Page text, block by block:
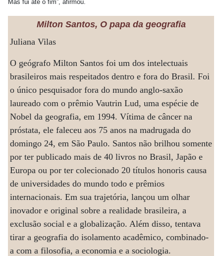
Mas fui até o fim”, afirmou.
Milton Santos, O papa da geografia
Juliana Vilas
O geógrafo Milton Santos foi um dos intelectuais
brasileiros mais respeitados dentro e fora do Brasil. Foi
o único pesquisador fora do mundo anglo-saxão
laureado com o prêmio Vautrin Lud, uma espécie de
Nobel da geografia, em 1994. Vítima de câncer na
próstata, ele faleceu aos 75 anos na madrugada do
domingo 24, em São Paulo. Santos não brilhou somente
por ter publicado mais de 40 livros no Brasil, Japão e
Europa ou por ter colecionado 20 títulos honoris causa
de universidades do mundo todo e prêmios
internacionais. Em sua trajetória, lançou um olhar
inovador e original sobre a realidade brasileira, a
exclusão social e a globalização. Além disso, tentava
tirar a geografia do isolamento acadêmico, combinado-
a com a filosofia, a economia e a sociologia.